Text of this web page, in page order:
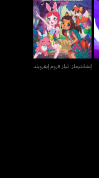
إنشانتيملز: تيلز فروم إيفرويلد
إنشانتيملز: تيلز فروم إيفرويلد